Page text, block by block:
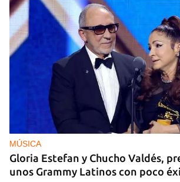
MÚSICA
Gloria Estefan y Chucho Valdés,
unos Grammy Latinos con poco